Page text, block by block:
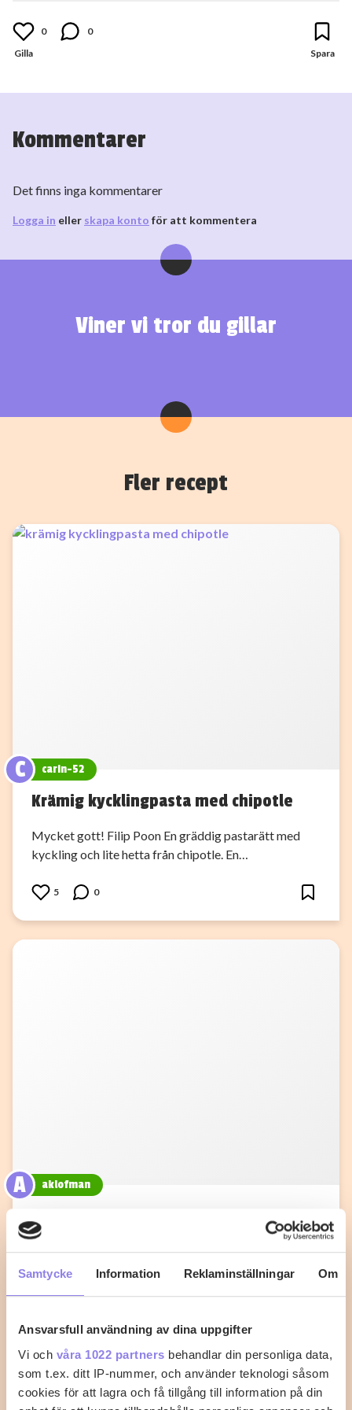
Samtycke Information Reklaminställningar Om
Ansvarsfull användning av dina uppgifter
Vi och våra 1022 partners behandlar din personliga data,
som t.ex. ditt IP-nummer, och använder teknologi såsom
cookies för att lagra och få tillgång till information på din
0 0
Kommentarer
Det finns inga kommentarer
Logga in eller skapa konto för att kommentera
Viner vi tror du gillar
Fler recept
C carin-52
Krämig kycklingpasta med chipotle
Mycket gott! Filip Poon En gräddig pastarätt med
kyckling och lite hetta från chipotle. En…
5 0
A aklofman
Baconlindad kyckling med sweet
chilisås
Sätt ugnen på 225°C. Salta och peppra
kycklingfiléerna lite grand och vira sedan baconskivor
7 0